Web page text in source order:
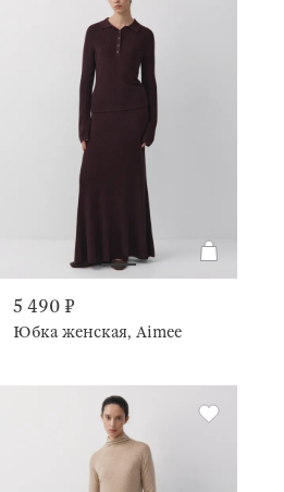
5 490 ₽
Юбка женская, Aimee